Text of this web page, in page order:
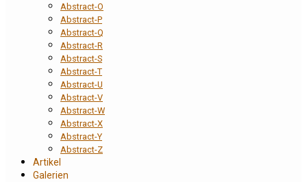
Abstract-O
Abstract-P
Abstract-Q
Abstract-R
Abstract-S
Abstract-T
Abstract-U
Abstract-V
Abstract-W
Abstract-X
Abstract-Y
Abstract-Z
Artikel
Galerien